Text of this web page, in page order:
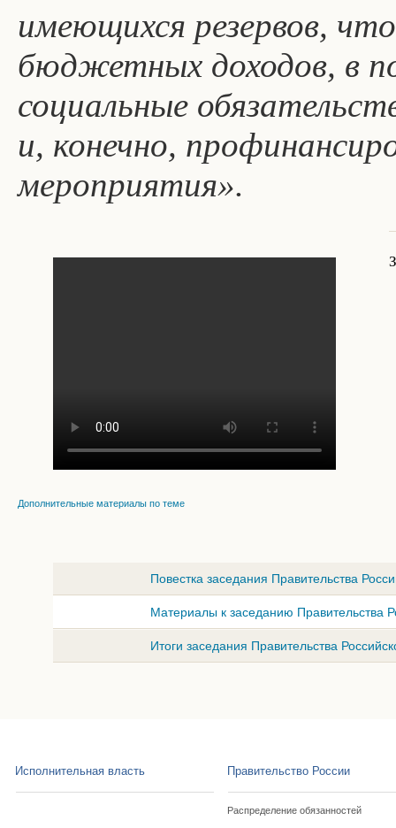
имеющихся резервов,
бюджетных доходов, в
социальные
и, конечно,
мероприятия».
Дополнительные материалы по теме
Повестка заседания Правительства
Материалы к заседанию Правительства
Итоги заседания Правительства
Исполнительная власть Правительство России
Распределение обязанностей